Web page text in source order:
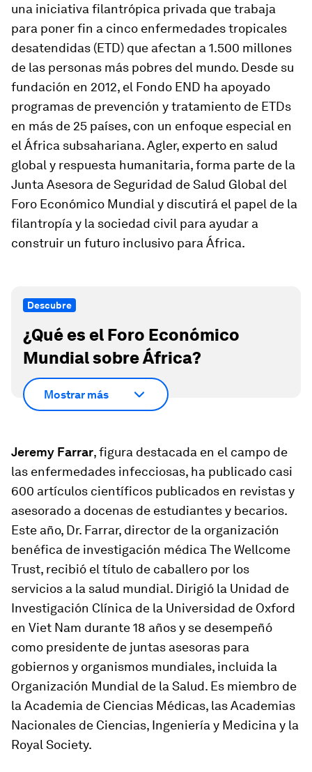
una iniciativa filantrópica privada que trabaja
para poner fin a cinco enfermedades tropicales
desatendidas (ETD) que afectan a 1.500 millones
de las personas más pobres del mundo. Desde su
fundación en 2012, el Fondo END ha apoyado
programas de prevención y tratamiento de ETDs
en más de 25 países, con un enfoque especial en
el África subsahariana. Agler, experto en salud
global y respuesta humanitaria, forma parte de la
Junta Asesora de Seguridad de Salud Global del
Foro Económico Mundial y discutirá el papel de la
filantropía y la sociedad civil para ayudar a
construir un futuro inclusivo para África.
Descubre
¿Qué es el Foro Económico
Mundial sobre África?
Mostrar más
Jeremy Farrar, figura destacada en el campo de
las enfermedades infecciosas, ha publicado casi
600 artículos científicos publicados en revistas y
asesorado a docenas de estudiantes y becarios.
Este año, Dr. Farrar, director de la organización
benéfica de investigación médica The Wellcome
Trust, recibió el título de caballero por los
servicios a la salud mundial. Dirigió la Unidad de
Investigación Clínica de la Universidad de Oxford
en Viet Nam durante 18 años y se desempeñó
como presidente de juntas asesoras para
gobiernos y organismos mundiales, incluida la
Organización Mundial de la Salud. Es miembro de
la Academia de Ciencias Médicas, las Academias
Nacionales de Ciencias, Ingeniería y Medicina y la
Royal Society.